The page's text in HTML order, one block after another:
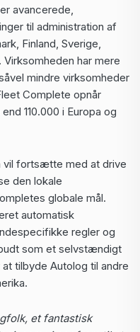
avancerede,
til administration af
Finland, Sverige,
har mere
mindre virksomheder
Complete opnår
110.000 i Europa og
vil fortsætte med at drive
den lokale
globale mål.
automatisk
regler og
som et selvstændigt
tilbyde Autolog til andre
et fantastisk